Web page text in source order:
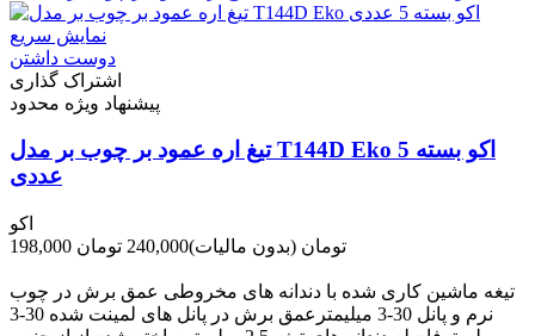
نمایش سریع
دوست داشتن
اشتراک گذاری
پیشنهاد ویژه محدود
تیغ اره عمود بر چوب بر مدل T144D Eko اکو بسته 5
عددی
اکو
198,000 تومان (بدون مالیات)240,000 تومان
تیغه ماشین کاری شده با دندانه های مخروطی عمق برش در چوب
نرم و پانل 30-3 میلیمترعمق برش در پانل های لمینت شده 30-3